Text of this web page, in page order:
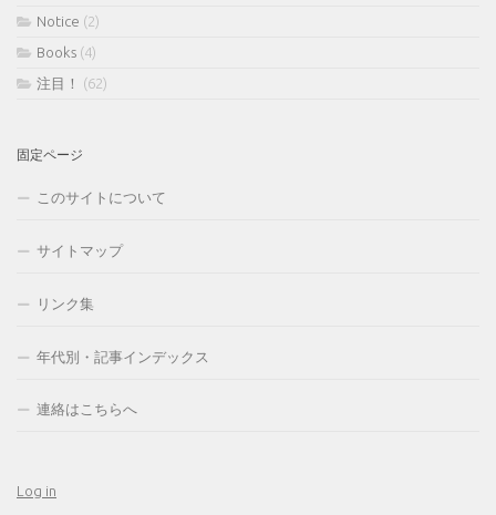
Notice (2)
Books (4)
注目！
(62)
固定ページ
このサイトについて
サイトマップ
リンク集
年代別・記事インデックス
連絡はこちらへ
Log in